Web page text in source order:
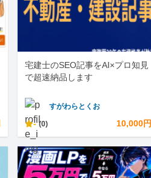
宅建士のSEO記事をAI×プロ知見
で超速納品します
すがわらとくお
- (0) 10,000円